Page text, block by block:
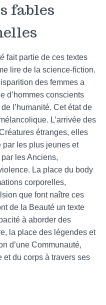
fables
fait partie de ces textes
lire de la science-fiction.
des femmes a
d’hommes conscients
l’humanité. Cet état de
L’arrivée des
étranges, elles
les plus jeunes et
les Anciens,
La place du body
corporelles,
que font naître ces
de la Beauté un texte
à aborder des
la place des légendes et
d’une Communauté,
et du corps à travers ses